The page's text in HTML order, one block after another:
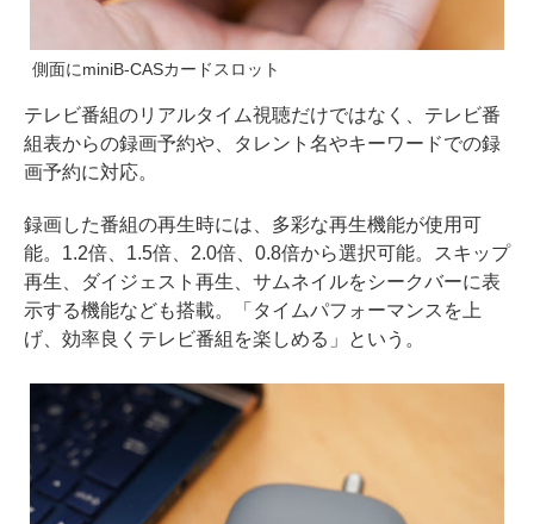
側面にminiB-CASカードスロット
テレビ番組のリアルタイム視聴だけではなく、テレビ番
組表からの録画予約や、タレント名やキーワードでの録
画予約に対応。
録画した番組の再生時には、多彩な再生機能が使用可
能。1.2倍、1.5倍、2.0倍、0.8倍から選択可能。スキップ
再生、ダイジェスト再生、サムネイルをシークバーに表
示する機能なども搭載。「タイムパフォーマンスを上
げ、効率良くテレビ番組を楽しめる」という。